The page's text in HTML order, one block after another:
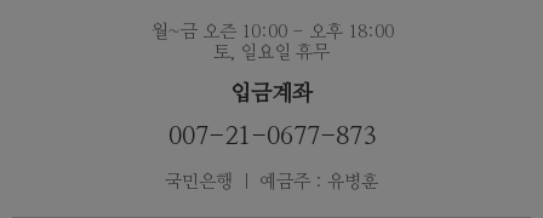
월~금 오즌 10:00 - 오후 18:00
토, 일요일 휴무
입금계좌
007-21-0677-873
국민은행 ｜ 예금주 : 유병훈